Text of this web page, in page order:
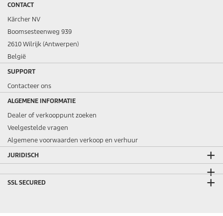
CONTACT
Kärcher NV
Boomsesteenweg 939
2610 Wilrijk (Antwerpen)
België
SUPPORT
Contacteer ons
ALGEMENE INFORMATIE
Dealer of verkooppunt zoeken
Veelgestelde vragen
Algemene voorwaarden verkoop en verhuur
JURIDISCH
SSL SECURED